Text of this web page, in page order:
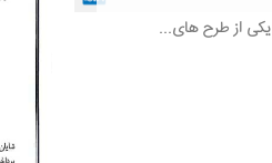
از طرح های...